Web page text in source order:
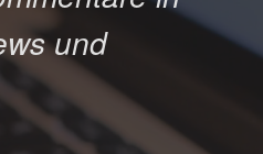
und